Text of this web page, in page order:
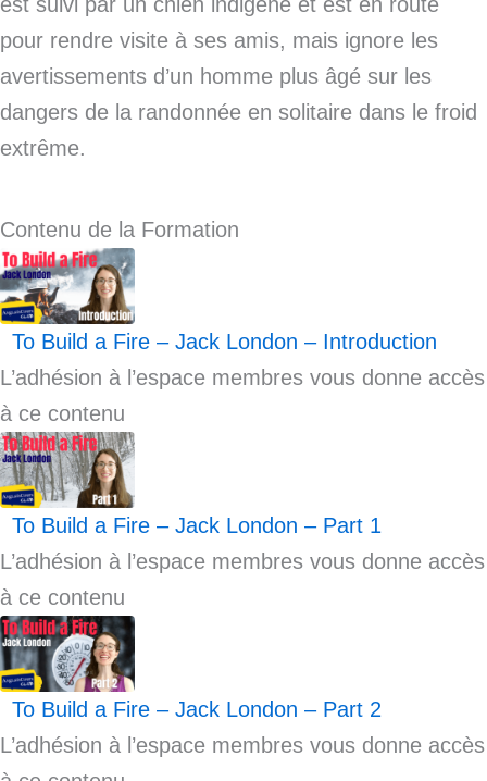
pour rendre visite à ses amis, mais ignore les
avertissements d’un homme plus âgé sur les
dangers de la randonnée en solitaire dans le froid
extrême.
Contenu de la Formation
To Build a Fire – Jack London – Introduction
L’adhésion à l’espace membres vous donne accès
à ce contenu
To Build a Fire – Jack London – Part 1
L’adhésion à l’espace membres vous donne accès
à ce contenu
To Build a Fire – Jack London – Part 2
L’adhésion à l’espace membres vous donne accès